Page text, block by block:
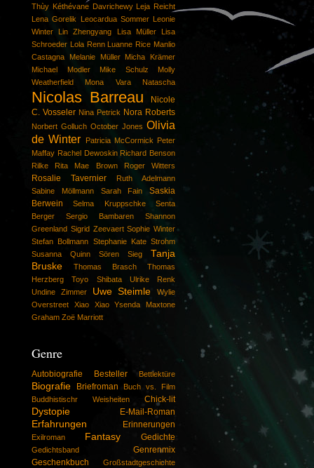
Thùy Kéthévane Davrichewy Leja Reicht
Lena Gorelik
Leocardua Sommer Leonie
Winter
Lin Zhengyang Lisa Müller
Lisa
Schroeder Lola Renn Luanne Rice Manlio
Castagna
Melanie Müller
Micha Krämer
Michael Modler
Mike Schulz
Molly
Weatherfield
Mona Vara Natascha
Nicolas Barreau
Nicole
C. Vosseler Nina Petrick Nora Roberts
Norbert Golluch October Jones Olivia
de Winter
Patricia McCormick Peter
Maffay Rachel Dewoskin Richard Benson
Rilke
Rita Mae Brown Roger Witters
Rosalie Tavernier
Ruth Adelmann
Sabine Möllmann
Sarah Fain
Saskia
Berwein
Selma Kruppschke
Senta
Berger
Sergio Bambaren
Shannon
Greenland Sigrid Zeevaert Sophie Winter
Stefan Bollmann Stephanie Kate Strohm
Susanna Quinn
Sören Sieg
Tanja
Bruske
Thomas Brasch
Thomas
Herzberg
Toyo Shibata
Ulrike Renk
Undine Zimmer
Uwe Steimle
Wylie
Overstreet
Xiao Xiao
Ysenda Maxtone
Graham Zoë Marriott
Genre
Autobiografie Besteller Bettlektüre
Biografie Briefroman
Buch vs. Film
Buddhistischr Weisheiten
Chick-lit
Dystopie E-Mail-Roman
Erfahrungen Erinnerungen
Exilroman Fantasy Gedichte
Gedichtsband
Genrenmix
Geschenkbuch
Großstadtgeschichte